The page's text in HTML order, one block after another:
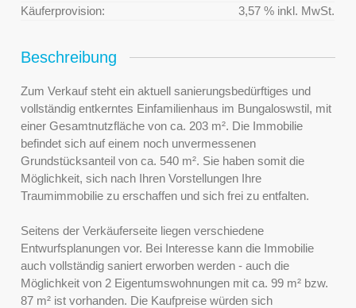
Käuferprovision:
3,57 % inkl. MwSt.
Beschreibung
Zum Verkauf steht ein aktuell sanierungsbedürftiges und
vollständig entkerntes Einfamilienhaus im Bungaloswstil, mit
einer Gesamtnutzfläche von ca. 203 m². Die Immobilie
befindet sich auf einem noch unvermessenen
Grundstücksanteil von ca. 540 m². Sie haben somit die
Möglichkeit, sich nach Ihren Vorstellungen Ihre
Traumimmobilie zu erschaffen und sich frei zu entfalten.
Seitens der Verkäuferseite liegen verschiedene
Entwurfsplanungen vor. Bei Interesse kann die Immobilie
auch vollständig saniert erworben werden - auch die
Möglichkeit von 2 Eigentumswohnungen mit ca. 99 m² bzw.
87 m² ist vorhanden. Die Kaufpreise würden sich